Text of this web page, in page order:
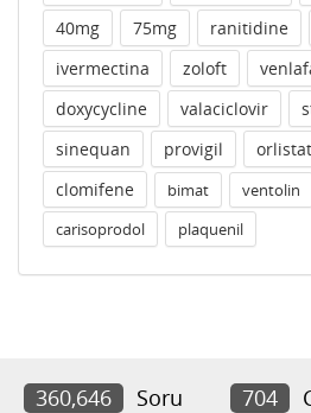
40mg
75mg ranitidine
ivermectina
zoloft
doxycycline
valaciclovir
sinequan
provigil orlistat
clomifene
bimat ventolin
carisoprodol
plaquenil
360,646 Soru 704